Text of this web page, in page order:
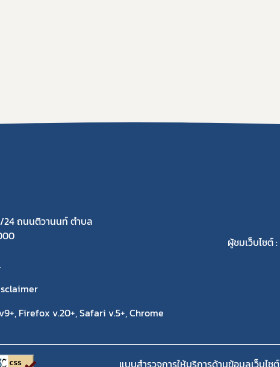
24 ถนนติวานนท์ ตำบล
Firefox v.20+, Safari v.5+, Chrome
ผู้ชมเว็บไซต์ :
แบบสำรวจการให้บริการด้านข้อมูลเว็บไซต์